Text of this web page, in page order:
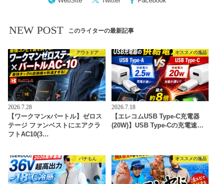
NEW POST このライターの最新記事
アウトドア
2026.7.28
【ワークマンxバートル】ゼロス
テージ ファンベストにエアクラ
フトAC10(3…
オススメの逸品
2026.7.18
【エレコムUSB Type-C充電器
(20W)】USB Type-Cの充電速…
パチもん オススメの逸品